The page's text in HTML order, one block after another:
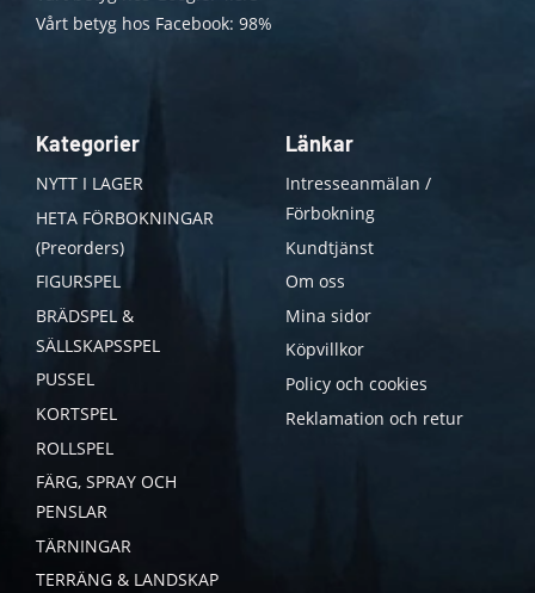
Vårt betyg hos Facebook: 98%
Kategorier
NYTT I LAGER
HETA FÖRBOKNINGAR
(Preorders)
FIGURSPEL
BRÄDSPEL &
SÄLLSKAPSSPEL
PUSSEL
KORTSPEL
ROLLSPEL
FÄRG, SPRAY OCH
PENSLAR
TÄRNINGAR
TERRÄNG & LANDSKAP
Länkar
Intresseanmälan /
Förbokning
Kundtjänst
Om oss
Mina sidor
Köpvillkor
Policy och cookies
Reklamation och retur